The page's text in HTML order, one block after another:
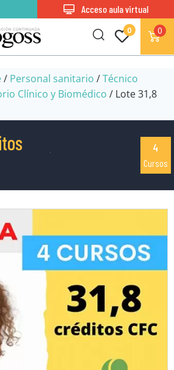
0 0
Acceso aula virtual
/ Personal sanitario /Técnico
Clínico y Biomédico / Lote 31,8
4
Cursos